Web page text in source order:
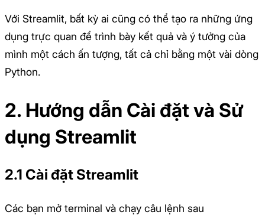
Với Streamlit, bất kỳ ai cũng có thể tạo ra những ứng
dụng trực quan để trình bày kết quả và ý tưởng của
mình một cách ấn tượng, tất cả chỉ bằng một vài dòng
Python.
2. Hướng dẫn Cài đặt và Sử
dụng Streamlit
2.1 Cài đặt Streamlit
Các bạn mở terminal và chạy câu lệnh sau